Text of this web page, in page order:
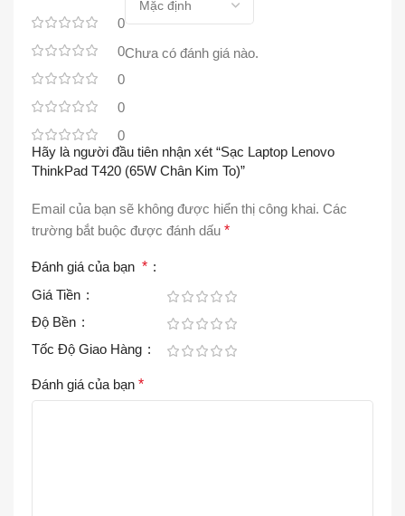
0
0
0
0
0
Chưa có đánh giá nào.
Hãy là người đầu tiên nhận xét “Sạc Laptop Lenovo
ThinkPad T420 (65W Chân Kim To)”
Email của bạn sẽ không được hiển thị công khai. Các
trường bắt buộc được đánh dấu *
Đánh giá của bạn *
Giá Tiền
Độ Bền
Tốc Độ Giao Hàng
Đánh giá của bạn *